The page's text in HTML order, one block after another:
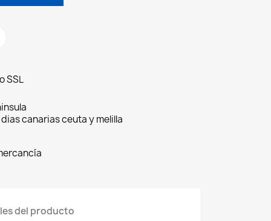
SSL
canarias ceuta y melilla
del producto